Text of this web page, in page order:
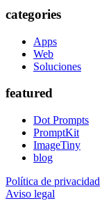
categories
Apps
Web
Soluciones
featured
Dot Prompts
PromptKit
ImageTiny
blog
Política de privacidad
Aviso legal